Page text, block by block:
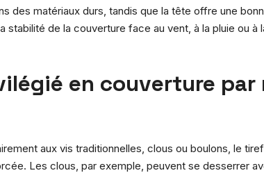
des matériaux durs, tandis que la tête offre une
de la couverture face au vent, à la pluie ou à
en couverture
aux vis traditionnelles, clous ou boulons, le
Les clous, par exemple, peuvent se desserrer